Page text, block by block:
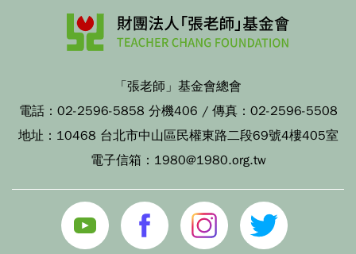
「張老師」基金會總會
電話： 02-2596-5858 分機406 / 傳真： 02-2596-5508
地址： 10468 台北市中山區民權東路二段69號4樓405室
電子信箱： 1980@1980.org.tw